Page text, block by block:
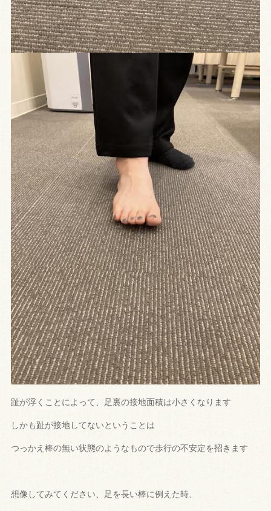
趾が浮くことによって、足裏の接地面積は小さくなります
しかも趾が接地してないということは
つっかえ棒の無い状態のようなもので歩行の不安定を招きます
想像してみてください、足を長い棒に例えた時、